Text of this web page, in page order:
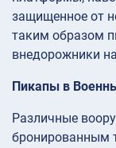
защищенное от
таким образом
внедорожники
Пикапы в
Различные
бронированным